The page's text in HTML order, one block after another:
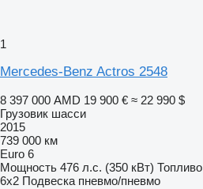
1
Mercedes-Benz Actros 2548
8 397 000 AMD 19 900 € ≈ 22 990 $
Грузовик шасси
2015
739 000 км
Euro 6
Мощность 476 л.с. (350 кВт) Топливо
6x2 Подвеска пневмо/пневмо